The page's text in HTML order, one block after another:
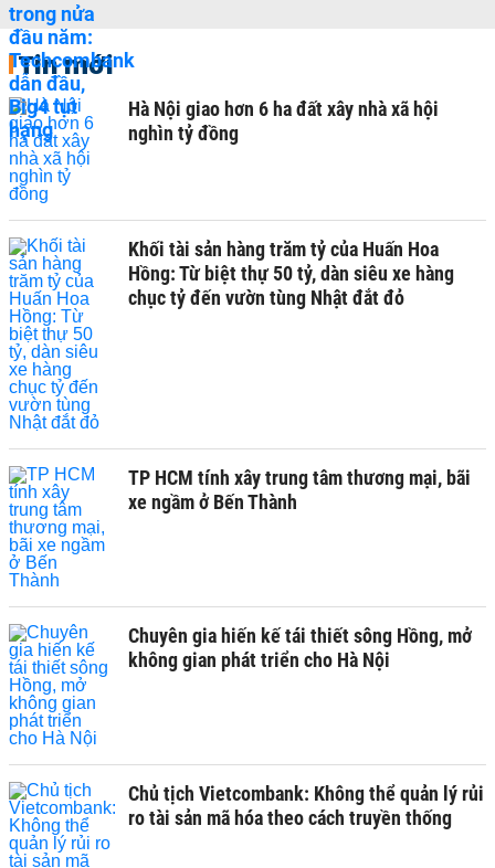
Tin mới
Hà Nội giao hơn 6 ha đất xây nhà xã hội
nghìn tỷ đồng
Khối tài sản hàng trăm tỷ của Huấn Hoa
Hồng: Từ biệt thự 50 tỷ, dàn siêu xe hàng
chục tỷ đến vườn tùng Nhật đắt đỏ
TP HCM tính xây trung tâm thương mại, bãi
xe ngầm ở Bến Thành
Chuyên gia hiến kế tái thiết sông Hồng, mở
không gian phát triển cho Hà Nội
Chủ tịch Vietcombank: Không thể quản lý rủi
ro tài sản mã hóa theo cách truyền thống